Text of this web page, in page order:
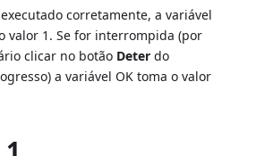
corretamente, a variável
valor 1. Se for interrompida (por
clicar no botão Deter do
a variável OK toma o valor